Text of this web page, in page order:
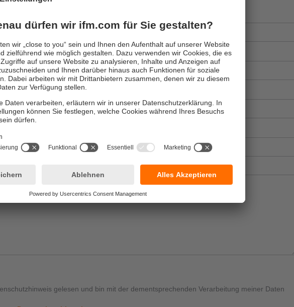
über das moneo Cloud Abonnement erfahren.
gelesen und bin mit der dementsprechenden Verarbeitung meiner Daten